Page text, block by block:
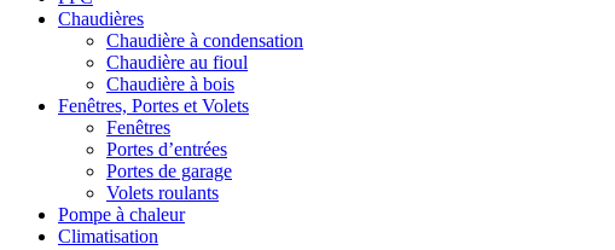
Chaudières
Chaudière à condensation
Chaudière au fioul
Chaudière à bois
Fenêtres, Portes et Volets
Fenêtres
Portes d’entrées
Portes de garage
Volets roulants
Pompe à chaleur
Climatisation